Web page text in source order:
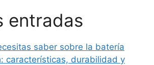
entradas
saber sobre la batería
características, durabilidad y